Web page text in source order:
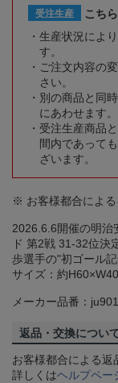
受注生産
こち
生産状況によ
す。
ご注文内容の
さい。
別の商品と同
にあわせます。
受注生産商品
間内であって
ざいます。
※ お客様都合による
2026.6.6開催の明治
ド 第2戦 31-32位決
歩選手の"初ゴール記
サイズ：約
メーカー品番：
返品・交換につい
お客様都合による返
詳しくはヘルプペー